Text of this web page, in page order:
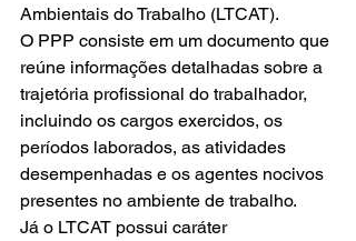
Ambientais do Trabalho (LTCAT).
O PPP consiste em um documento que
reúne informações detalhadas sobre a
trajetória profissional do trabalhador,
incluindo os cargos exercidos, os
períodos laborados, as atividades
desempenhadas e os agentes nocivos
presentes no ambiente de trabalho.
Já o LTCAT possui caráter